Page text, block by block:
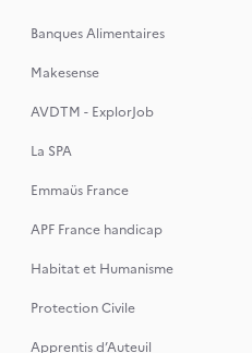
Banques Alimentaires
Makesense
AVDTM - ExplorJob
La SPA
Emmaüs France
APF France handicap
Habitat et Humanisme
Protection Civile
Apprentis d’Auteuil